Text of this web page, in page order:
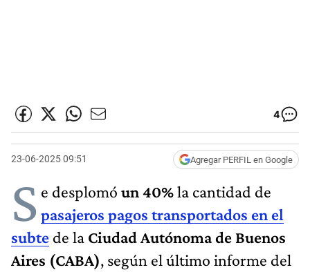
4
23-06-2025 09:51 Agregar PERFIL en Google
S e desplomó un 40%la cantidad de
pasajeros pagos transportados en el
subte de la Ciudad Autónoma de Buenos
Aires (CABA), según el último informe del